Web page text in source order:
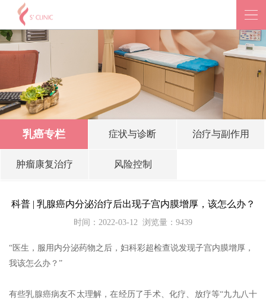
乳癌专栏 症状与诊断 治疗与副作用
肿瘤康复治疗 风险控制
科普 | 乳腺癌内分泌治疗后出现子宫内膜增厚，该怎么办？
时间：2022-03-12 浏览量：9439
“医生，服用内分泌药物之后，妇科彩超检查说发现子宫内膜增厚，
我该怎么办？”
有些乳腺癌病友不太理解，在经历了手术、化疗、放疗等“九九八十